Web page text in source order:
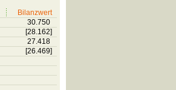
Bilanzwert
30.750
[28.162]
27.418
[26.469]